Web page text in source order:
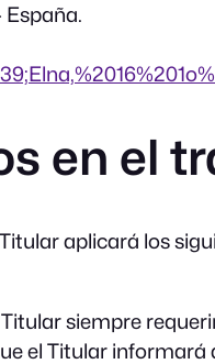
España.
en el
aplicará los
siempre
el Titular